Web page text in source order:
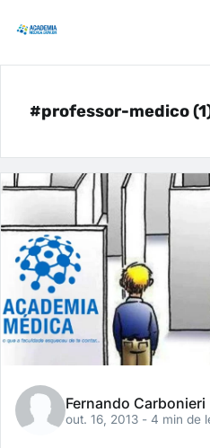
#professor-medico
Fernando Carbonieri
out. 16, 2013 - 4 min de